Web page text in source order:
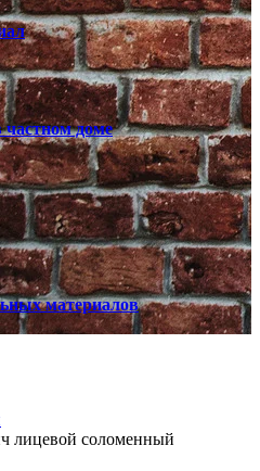
доме
материалов
лицевой соломенный